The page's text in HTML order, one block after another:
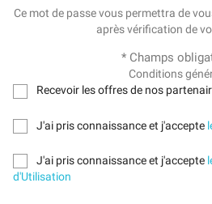
Ce mot de passe vous permettra de
après vérification de
* Champs
Conditions
Recevoir les offres de nos
J'ai pris connaissance et j'accepte
J'ai pris connaissance et j'accepte
d'Utilisation